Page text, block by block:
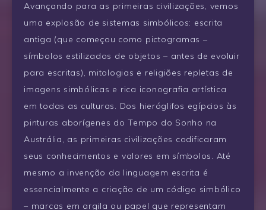
Avançando para as primeiras civilizações, vemos
uma explosão de sistemas simbólicos: escrita
antiga (que começou como pictogramas –
símbolos estilizados de objetos – antes de evoluir
para escritas), mitologias e religiões repletas de
imagens simbólicas e rica iconografia artística
em todas as culturas. Dos hieróglifos egípcios às
pinturas aborígenes do Tempo do Sonho na
Austrália, as primeiras civilizações codificaram
seus conhecimentos e valores em símbolos. Até
mesmo a invenção da linguagem escrita é
essencialmente a criação de um código simbólico
– marcas em argila ou papel que representam